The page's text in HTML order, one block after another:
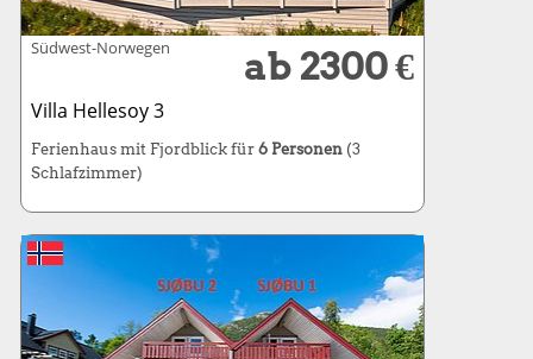
Südwest-Norwegen ab 2300 €
Villa Hellesoy 3
Ferienhaus mit Fjordblick für 6 Personen(3
Schlafzimmer)